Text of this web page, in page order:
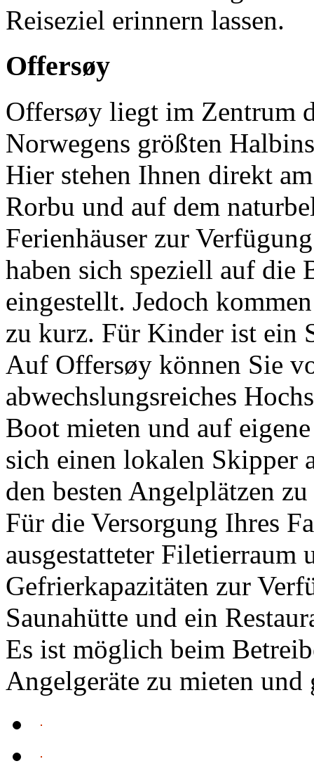
Reiseziel erinnern lassen.
Offersøy
Offersøy liegt im Zentrum
Norwegens größten
Hier stehen Ihnen direkt
Rorbu und auf dem
Ferienhäuser zur
haben sich speziell auf die
eingestellt. Jedoch
zu kurz. Für Kinder ist ein
Auf Offersøy können Sie
abwechslungsreiches
Boot mieten und auf
sich einen lokalen Skipper
den besten Angelplätzen
Für die Versorgung Ihres
ausgestatteter Filetierraum
Gefrierkapazitäten zur
Saunahütte und ein
Es ist möglich beim
Angelgeräte zu mieten